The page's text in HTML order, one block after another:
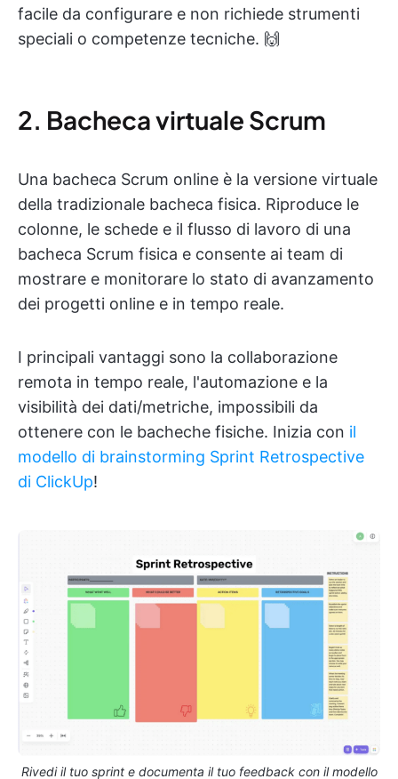
facile da configurare e non richiede strumenti
speciali o competenze tecniche. 🙌
2. Bacheca virtuale Scrum
Una bacheca Scrum online è la versione virtuale
della tradizionale bacheca fisica. Riproduce le
colonne, le schede e il flusso di lavoro di una
bacheca Scrum fisica e consente ai team di
mostrare e monitorare lo stato di avanzamento
dei progetti online e in tempo reale.
I principali vantaggi sono la collaborazione
remota in tempo reale, l'automazione e la
visibilità dei dati/metriche, impossibili da
ottenere con le bacheche fisiche. Inizia con il
modello di brainstorming Sprint Retrospective
di ClickUp!
Rivedi il tuo sprint e documenta il tuo feedback con il modello